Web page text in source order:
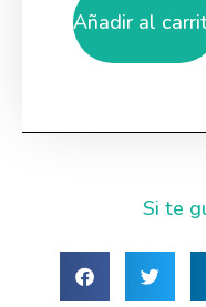
Añadir al
Si te